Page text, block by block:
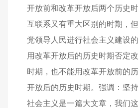
开放前和改革开放后两个历史
互联系又有重大区别的时期，
党领导人民进行社会主义建设
用改革开放后的历史时期否定
时期，也不能用改革开放前的
开放后的历史时期。强调：坚
社会主义是一篇大文章，我们